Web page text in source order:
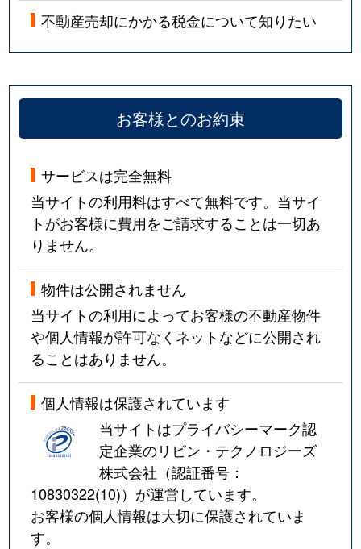
不動産売却にかかる税金について知りたい
お客様とのお約束
サービスは完全無料
当サイトの利用料はすべて無料です。当サイ
トがお客様に費用をご請求することは一切あ
りません。
物件は公開されません
当サイトの利用によってお客様の不動産物件
や個人情報が許可なくネットなどに公開され
ることはありません。
個人情報は保護されています
当サイトはプライバシーマーク認
定企業のリビン・テクノロジーズ
株式会社（認証番号：
10830322(10)）が運営しています。
お客様の個人情報は大切に保護されていま
す。